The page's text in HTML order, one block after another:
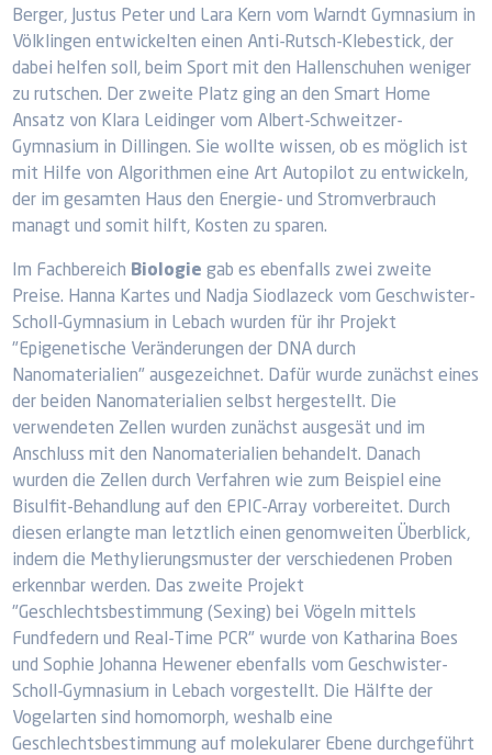
Berger, Justus Peter und Lara Kern vom Warndt Gymnasium in
Völklingen entwickelten einen Anti-Rutsch-Klebestick, der
dabei helfen soll, beim Sport mit den Hallenschuhen weniger
zu rutschen. Der zweite Platz ging an den Smart Home
Ansatz von Klara Leidinger vom Albert-Schweitzer-
Gymnasium in Dillingen. Sie wollte wissen, ob es möglich ist
mit Hilfe von Algorithmen eine Art Autopilot zu entwickeln,
der im gesamten Haus den Energie- und Stromverbrauch
managt und somit hilft, Kosten zu sparen.
Im Fachbereich Biologie gab es ebenfalls zwei zweite
Preise. Hanna Kartes und Nadja Siodlazeck vom Geschwister-
Scholl-Gymnasium in Lebach wurden für ihr Projekt
"Epigenetische Veränderungen der DNA durch
Nanomaterialien" ausgezeichnet. Dafür wurde zunächst eines
der beiden Nanomaterialien selbst hergestellt. Die
verwendeten Zellen wurden zunächst ausgesät und im
Anschluss mit den Nanomaterialien behandelt. Danach
wurden die Zellen durch Verfahren wie zum Beispiel eine
Bisulfit-Behandlung auf den EPIC-Array vorbereitet. Durch
diesen erlangte man letztlich einen genomweiten Überblick,
indem die Methylierungsmuster der verschiedenen Proben
erkennbar werden. Das zweite Projekt
"Geschlechtsbestimmung (Sexing) bei Vögeln mittels
Fundfedern und Real-Time PCR" wurde von Katharina Boes
und Sophie Johanna Hewener ebenfalls vom Geschwister-
Scholl-Gymnasium in Lebach vorgestellt. Die Hälfte der
Vogelarten sind homomorph, weshalb eine
Geschlechtsbestimmung auf molekularer Ebene durchgeführt